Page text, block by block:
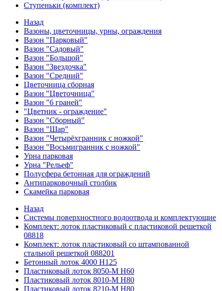
Ступеньки (комплект)
Назад
Вазоны, цветочницы, урны, ограждения
Вазон "Парковый"
Вазон "Садовый"
Вазон "Большой"
Вазон "Звездочка"
Вазон "Средний"
Цветочница сборная
Вазон "Цветочница"
Вазон "6 граней"
"Цветник - ограждение"
Вазон "Сборный"
Вазон "Шар"
Вазон "Четырёхгранник с ножкой"
Вазон "Восьмигранник с ножкой"
Урна парковая
Урна "Рельеф"
Полусфера бетонная для ограждений
Антипарковочный столбик
Скамейка парковая
Назад
Системы поверхностного водоотвода и комплектующие
Комплект: лоток пластиковый с пластиковой решеткой
08818
Комплект: лоток пластиковый со штампованной
стальной решеткой 088201
Бетонный лоток 4000 Н125
Пластиковый лоток 8050-М H60
Пластиковый лоток 8010-М H80
Пластиковый лоток 8210-М H80